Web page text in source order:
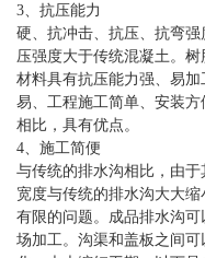
3、抗压能力
硬、抗冲击、抗压、抗弯
压强度大于传统混凝土。
材料具有抗压能力强、易
易、工程施工简单、安装
相比，具有优点。
4、施工简便
与传统的排水沟相比，由
宽度与传统的排水沟大大
有限的问题。成品排水沟
场加工。沟渠和盖板之间